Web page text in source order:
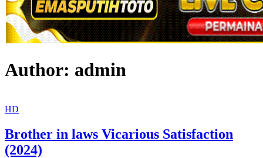
Author: admin
HD
Brother in laws Vicarious Satisfaction
(2024)